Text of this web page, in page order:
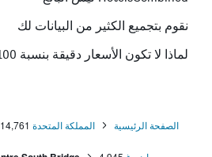
نقوم بتجميع الكثير من البيانات لك
لماذا لا تكون الأسعار دقيقة بنسبة 100٪؟
الصفحة الرئيسية المملكة المتحدة